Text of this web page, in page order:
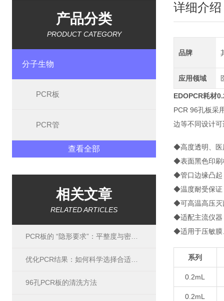
产品分类
PRODUCT CATEGORY
分子生物
PCR板
PCR管
查看全部
相关文章
RELATED ARTICLES
96孔PCR板的清洗方法
详细介绍
品牌
应用领域
EDOPCR耗材
PCR 96孔板采
边等不同设计
◆高度透明、医
◆表面黑色印刷
◆管口边缘凸起
◆温度耐受保证
◆可高温高压灭
◆适配主流仪器
◆适用于压敏膜
系列
0.2mL
0.2mL